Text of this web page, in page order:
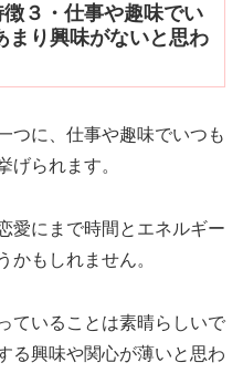
３・仕事や趣味でい
まり興味がないと思わ
つに、仕事や趣味でいつも
げられます。
愛にまで時間とエネルギー
かもしれません。
ていることは素晴らしいで
る興味や関心が薄いと思わ